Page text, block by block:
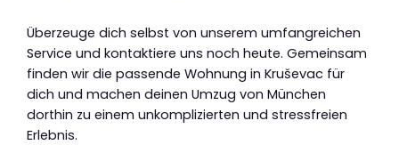
Überzeuge dich selbst von unserem umfangreichen
Service und kontaktiere uns noch heute. Gemeinsam
finden wir die passende Wohnung in Kruševac für
dich und machen deinen Umzug von München
dorthin zu einem unkomplizierten und stressfreien
Erlebnis.